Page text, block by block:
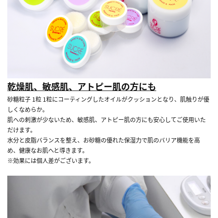
乾燥肌、敏感肌、アトピー肌の方にも
砂糖粒子 1粒 1粒にコーティングしたオイルがクッションとなり、肌触りが優
しくなめらか。
肌への刺激が少ないため、敏感肌、アトピー肌の方にも安心してご使用いた
だけます。
水分と皮脂バランスを整え、お砂糖の優れた保湿力で肌のバリア機能を高
め、健康なお肌へと導きます。
※効果には個人差がございます。